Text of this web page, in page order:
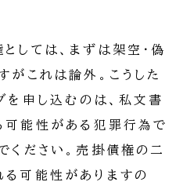
しては、まずは架空・偽
がこれは論外。こうした
を申し込むのは、私文書
能性がある犯罪行為で
ください。売掛債権の二
可能性がありますの